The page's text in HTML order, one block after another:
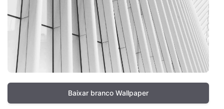
Baixar branco Wallpaper